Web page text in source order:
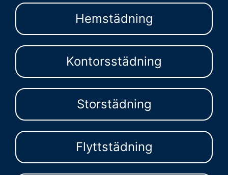
Hemstädning
Kontorsstädning
Storstädning
Flyttstädning